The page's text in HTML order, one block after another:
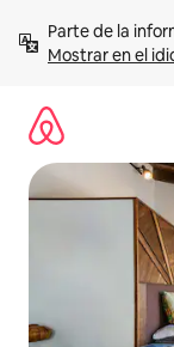
contenidoMostrar en el